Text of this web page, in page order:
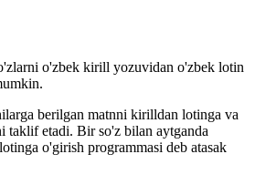
o'zbek kirill yozuvidan o'zbek lotin
berilgan matnni kirilldan lotinga va
taklif etadi. Bir so'z bilan aytganda
o'girish programmasi deb atasak